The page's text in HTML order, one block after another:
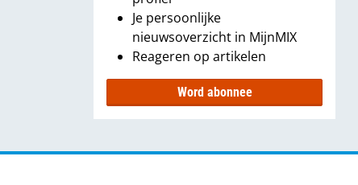
Je persoonlijke
nieuwsoverzicht in MijnMIX
Reageren op artikelen
Word abonnee